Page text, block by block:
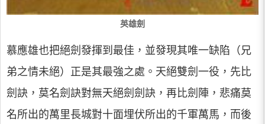
英雄劍
慕應雄也把絕劍發揮到最佳，並發現其唯一缺陷（兄
弟之情未絕）正是其最強之處。天絕雙劍一役，先比
劍訣，莫名劍訣對無天絕劍劍訣，再比劍陣，悲痛莫
名所出的萬里長城對十面埋伏所出的千軍萬馬，而後